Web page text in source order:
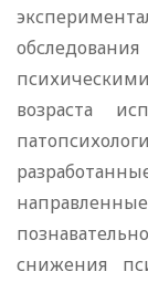
возраста
снижения